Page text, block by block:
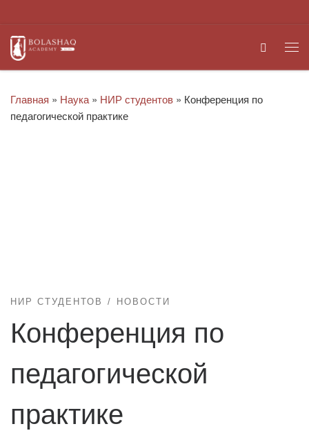
Search
Главная » Наука » НИР студентов » Конференция по
педагогической практике
НИР СТУДЕНТОВ НОВОСТИ
Конференция по
педагогической
практике